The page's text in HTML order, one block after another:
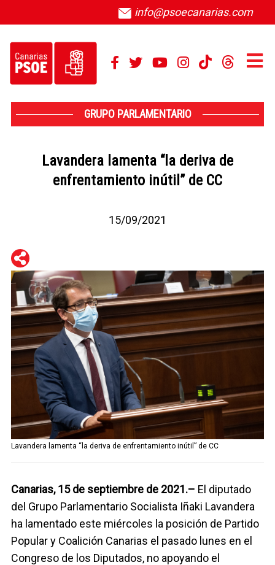
info@psoecanarias.com
GRUPO PARLAMENTARIO
Lavandera lamenta “la deriva de
enfrentamiento inútil” de CC
15/09/2021
Telegram
Facebook
Twitter
Lavandera lamenta “la deriva de enfrentamiento inútil” de CC
Canarias, 15 de septiembre de 2021.– El diputado
del Grupo Parlamentario Socialista Iñaki Lavandera
ha lamentado este miércoles la posición de Partido
Popular y Coalición Canarias el pasado lunes en el
Congreso de los Diputados, no apoyando el